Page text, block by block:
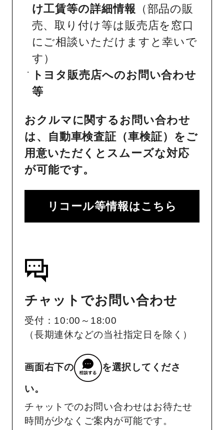
け工賃等の詳細情報 （部品の販
売、取り付け等は販売店を窓口
にご相談いただけますと幸いで
す）
トヨタ販売店へのお問い合わせ
等
おクルマに関するお問い合わせ
は、自動車検査証（車検証）をご
用意いただくとスムーズな対応
が可能です。
リコール等情報はこちら
チャットでお問い合わせ
受付：10:00～18:00
（長期連休などの当社指定日を除く）
画面右下の を選択してくださ
い。
チャットでのお問い合わせはお待たせ
時間が少なくご案内が可能です。